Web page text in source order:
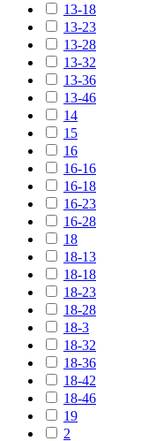
13-18
13-23
13-28
13-32
13-36
13-46
14
15
16
16-16
16-18
16-23
16-28
18
18-13
18-18
18-23
18-28
18-3
18-32
18-36
18-42
18-46
19
2